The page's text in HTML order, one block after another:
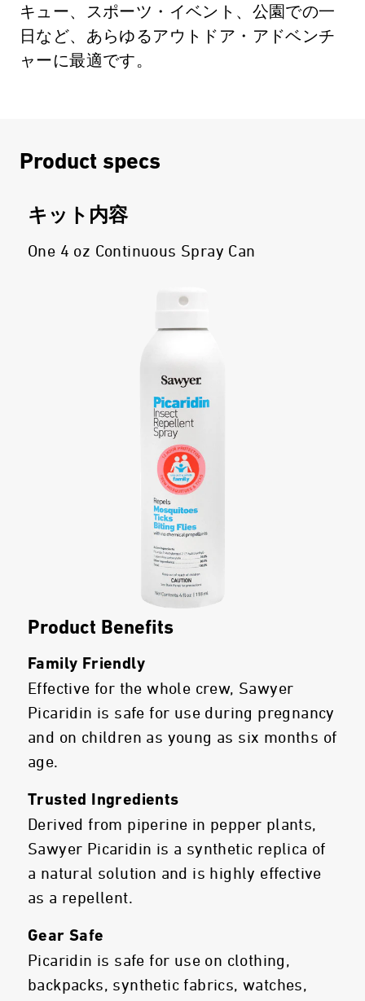
キュー、スポーツ・イベント、公園での一
日など、あらゆるアウトドア・アドベンチ
ャーに最適です。
Product specs
キット内容
One 4 oz Continuous Spray Can
Product Benefits
Family Friendly
Effective for the whole crew, Sawyer
Picaridin is safe for use during pregnancy
and on children as young as six months of
age.
Trusted Ingredients
Derived from piperine in pepper plants,
Sawyer Picaridin is a synthetic replica of
a natural solution and is highly effective
as a repellent.
Gear Safe
Picaridin is safe for use on clothing,
backpacks, synthetic fabrics, watches,